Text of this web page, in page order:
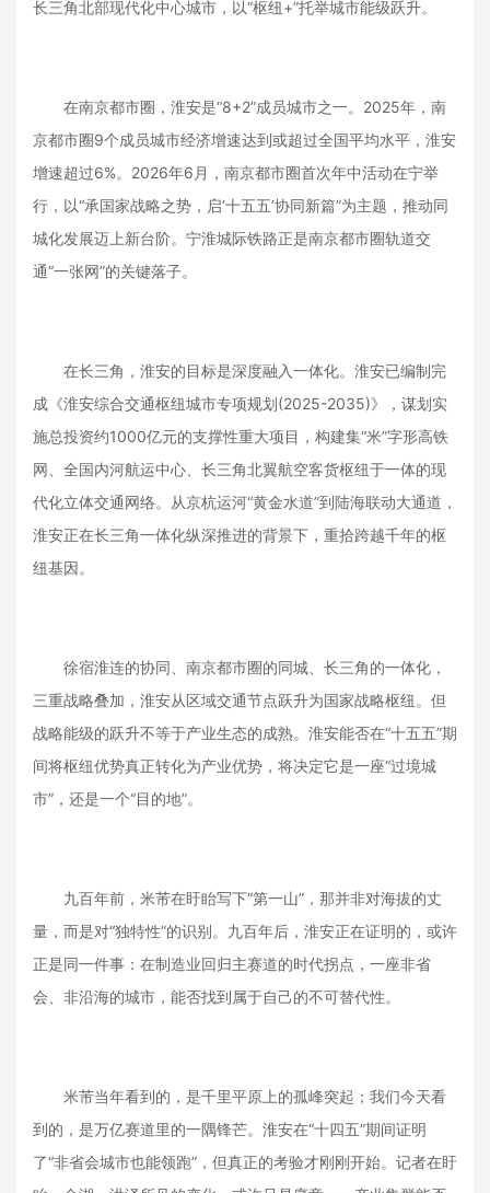
长三角北部现代化中心城市，以“枢纽+”托举城市能级跃升。
在南京都市圈，淮安是“8+2”成员城市之一。2025年，南
京都市圈9个成员城市经济增速达到或超过全国平均水平，淮安
增速超过6%。2026年6月，南京都市圈首次年中活动在宁举
行，以“承国家战略之势，启‘十五五’协同新篇”为主题，推动同
城化发展迈上新台阶。宁淮城际铁路正是南京都市圈轨道交
通“一张网”的关键落子。
在长三角，淮安的目标是深度融入一体化。淮安已编制完
成《淮安综合交通枢纽城市专项规划(2025-2035)》，谋划实
施总投资约1000亿元的支撑性重大项目，构建集“米”字形高铁
网、全国内河航运中心、长三角北翼航空客货枢纽于一体的现
代化立体交通网络。从京杭运河“黄金水道”到陆海联动大通道，
淮安正在长三角一体化纵深推进的背景下，重拾跨越千年的枢
纽基因。
徐宿淮连的协同、南京都市圈的同城、长三角的一体化，
三重战略叠加，淮安从区域交通节点跃升为国家战略枢纽。但
战略能级的跃升不等于产业生态的成熟。淮安能否在“十五五”期
间将枢纽优势真正转化为产业优势，将决定它是一座“过境城
市”，还是一个“目的地”。
九百年前，米芾在盱眙写下“第一山”，那并非对海拔的丈
量，而是对“独特性”的识别。九百年后，淮安正在证明的，或许
正是同一件事：在制造业回归主赛道的时代拐点，一座非省
会、非沿海的城市，能否找到属于自己的不可替代性。
米芾当年看到的，是千里平原上的孤峰突起；我们今天看
到的，是万亿赛道里的一隅锋芒。淮安在“十四五”期间证明
了“非省会城市也能领跑”，但真正的考验才刚刚开始。记者在盱